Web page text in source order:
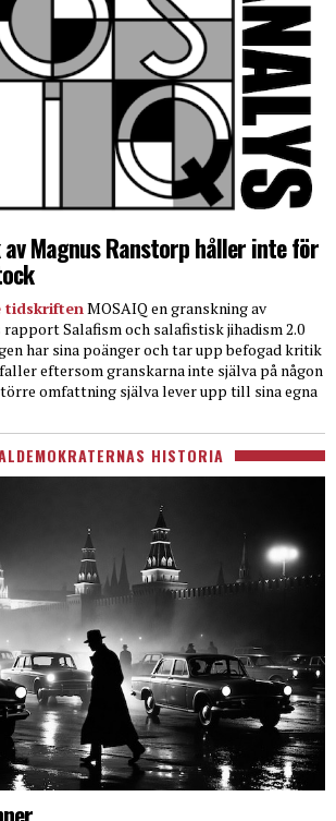
av Magnus Ranstorp håller inte för
tidskriftenMOSAIQ en granskning av
Salafism och salafistisk jihadism 2.0
har sina poänger och tar upp befogad kritik
eftersom granskarna inte själva på någon
omfattning själva lever upp till sina egna
HISTORIA